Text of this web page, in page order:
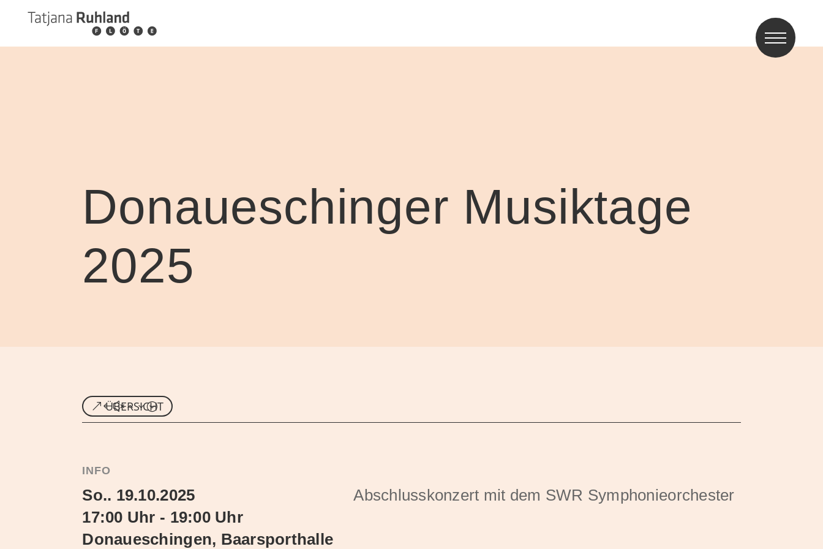
Donaueschinger Musiktage
2025
ÜBERSICHT
INFO
So.. 19.10.2025
17:00 Uhr - 19:00 Uhr
Donaueschingen, Baarsporthalle
Abschlusskonzert mit dem SWR Symphonieorchester